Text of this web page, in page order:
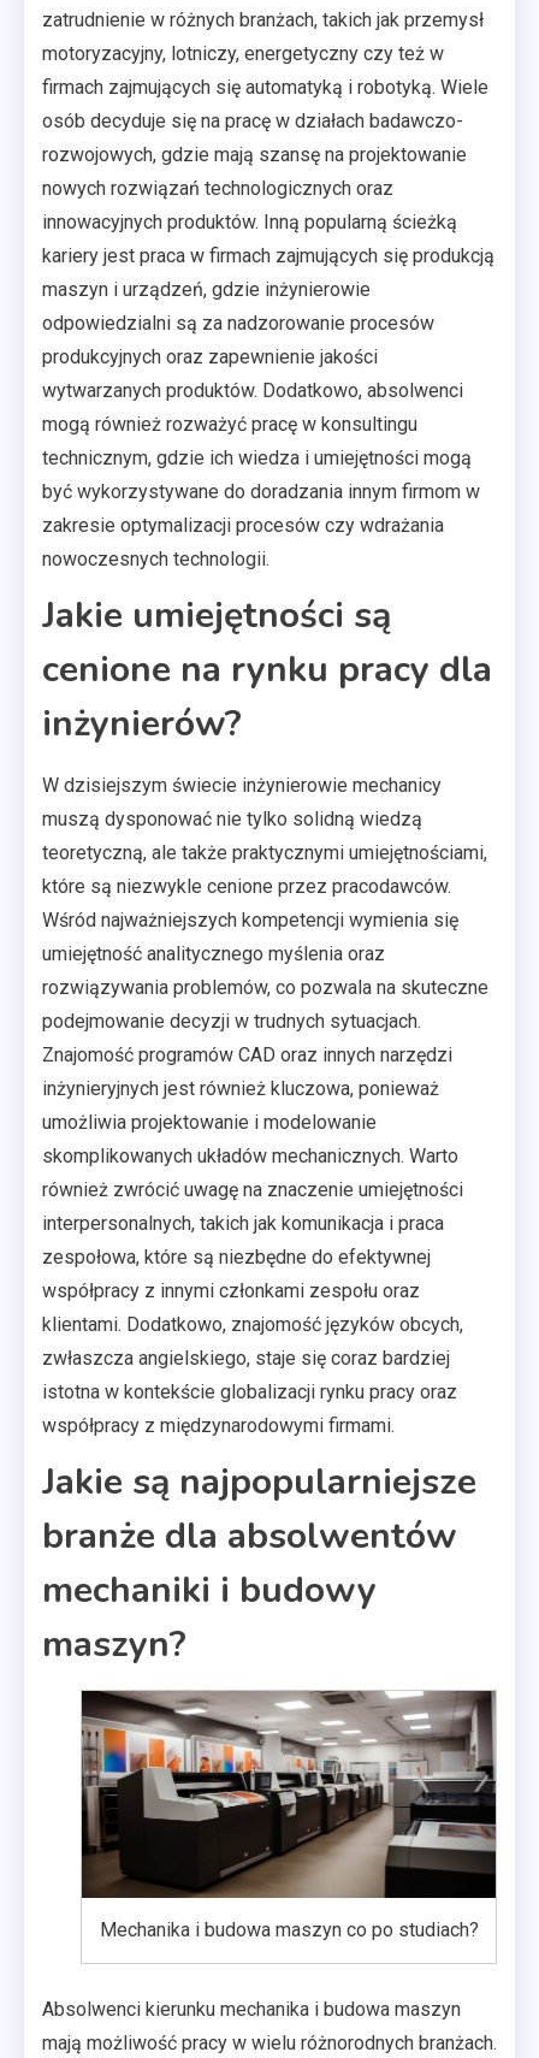
zatrudnienie w różnych branżach, takich jak przemysł
motoryzacyjny, lotniczy, energetyczny czy też w
firmach zajmujących się automatyką i robotyką. Wiele
osób decyduje się na pracę w działach badawczo-
rozwojowych, gdzie mają szansę na projektowanie
nowych rozwiązań technologicznych oraz
innowacyjnych produktów. Inną popularną ścieżką
kariery jest praca w firmach zajmujących się produkcją
maszyn i urządzeń, gdzie inżynierowie
odpowiedzialni są za nadzorowanie procesów
produkcyjnych oraz zapewnienie jakości
wytwarzanych produktów. Dodatkowo, absolwenci
mogą również rozważyć pracę w konsultingu
technicznym, gdzie ich wiedza i umiejętności mogą
być wykorzystywane do doradzania innym firmom w
zakresie optymalizacji procesów czy wdrażania
nowoczesnych technologii.
Jakie umiejętności są
cenione na rynku pracy dla
inżynierów?
W dzisiejszym świecie inżynierowie mechanicy
muszą dysponować nie tylko solidną wiedzą
teoretyczną, ale także praktycznymi umiejętnościami,
które są niezwykle cenione przez pracodawców.
Wśród najważniejszych kompetencji wymienia się
umiejętność analitycznego myślenia oraz
rozwiązywania problemów, co pozwala na skuteczne
podejmowanie decyzji w trudnych sytuacjach.
Znajomość programów CAD oraz innych narzędzi
inżynieryjnych jest również kluczowa, ponieważ
umożliwia projektowanie i modelowanie
skomplikowanych układów mechanicznych. Warto
również zwrócić uwagę na znaczenie umiejętności
interpersonalnych, takich jak komunikacja i praca
zespołowa, które są niezbędne do efektywnej
współpracy z innymi członkami zespołu oraz
klientami. Dodatkowo, znajomość języków obcych,
zwłaszcza angielskiego, staje się coraz bardziej
istotna w kontekście globalizacji rynku pracy oraz
współpracy z międzynarodowymi firmami.
Jakie są najpopularniejsze
branże dla absolwentów
mechaniki i budowy
maszyn?
Mechanika i budowa maszyn co po studiach?
Absolwenci kierunku mechanika i budowa maszyn
mają możliwość pracy w wielu różnorodnych branżach.